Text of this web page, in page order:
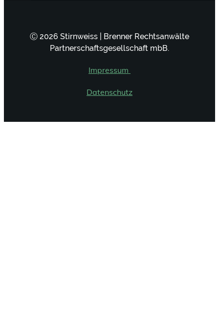
Ⓒ 2026 Stirnweiss | Brenner Rechtsanwälte
Partnerschaftsgesellschaft mbB.
Impressum
Datenschutz